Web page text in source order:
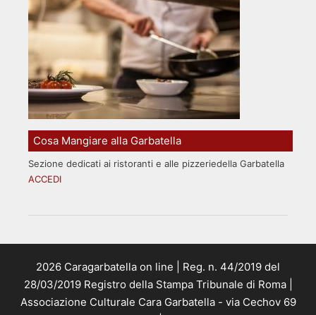
Cosa Mangiare alla Garbatella
Sezione dedicati ai ristoranti e alle pizzeriedella Garbatella
ACCEDI
2026 Caragarbatella on line | Reg. n. 44/2019 del
28/03/2019 Registro della Stampa Tribunale di Roma |
Associazione Culturale Cara Garbatella - via Cechov 69